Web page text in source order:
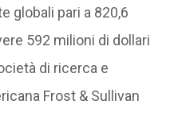
globali pari a 820,6
592 milioni di dollari
di ricerca e
Frost & Sullivan